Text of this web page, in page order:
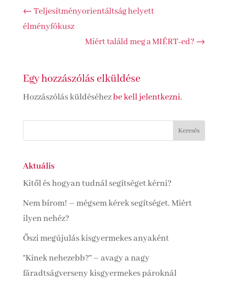
←Teljesítményorientáltság helyett
élményfókusz
Miért találd meg a MIÉRT-ed? →
Egy hozzászólás elküldése
Hozzászólás küldéséhezbe kell jelentkezni.
Aktuális
Kitől és hogyan tudnál segítséget kérni?
Nem bírom! – mégsem kérek segítséget. Miért
ilyen nehéz?
Őszi megújulás kisgyermekes anyaként
“Kinek nehezebb?” – avagy a nagy
fáradtságverseny kisgyermekes pároknál